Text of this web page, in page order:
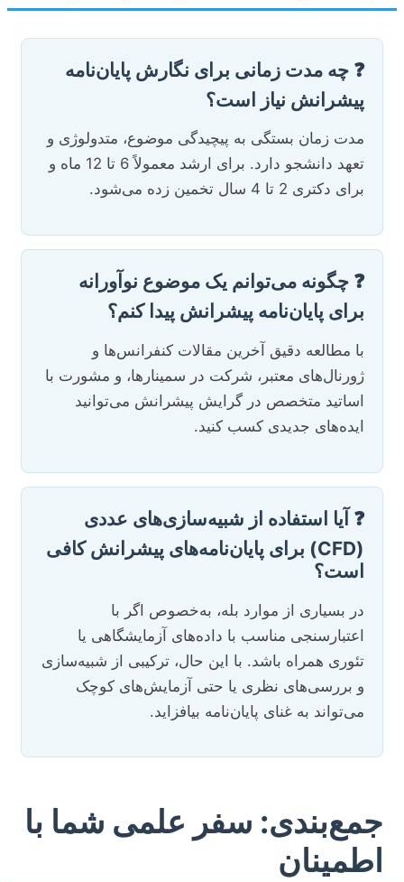
❓ چه مدت زمانی برای نگارش پایان‌نامه
پیشرانش نیاز است؟
مدت زمان بستگی به پیچیدگی موضوع، متدولوژی و
تعهد دانشجو دارد. برای ارشد معمولاً 6 تا 12 ماه و
برای دکتری 2 تا 4 سال تخمین زده می‌شود.
❓ چگونه می‌توانم یک موضوع نوآورانه
برای پایان‌نامه پیشرانش پیدا کنم؟
با مطالعه دقیق آخرین مقالات کنفرانس‌ها و
ژورنال‌های معتبر، شرکت در سمینارها، و مشورت با
اساتید متخصص در گرایش پیشرانش می‌توانید
ایده‌های جدیدی کسب کنید.
❓ آیا استفاده از شبیه‌سازی‌های عددی
(CFD) برای پایان‌نامه‌های پیشرانش کافی
است؟
در بسیاری از موارد بله، به‌خصوص اگر با
اعتبار‌سنجی مناسب با داده‌های آزمایشگاهی یا
تئوری همراه باشد. با این حال، ترکیبی از شبیه‌سازی
و بررسی‌های نظری یا حتی آزمایش‌های کوچک
می‌تواند به غنای پایان‌نامه بیافزاید.
جمع‌بندی: سفر علمی شما با
اطمینان